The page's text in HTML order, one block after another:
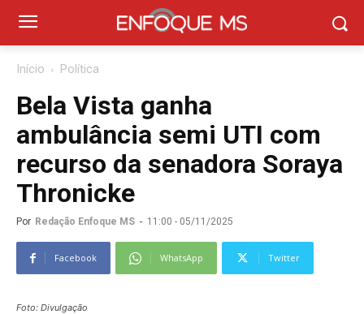
Início Política
Bela Vista ganha
ambulância semi UTI com
recurso da senadora Soraya
Thronicke
Por Redação Enfoque MS - 11:00 - 05/11/2025
Facebook WhatsApp Twitter
Foto: Divulgação